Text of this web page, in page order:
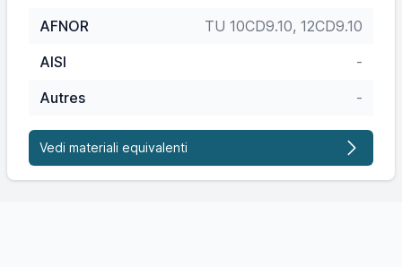
AFNOR
TU 10CD9.10, 12CD9.10
AISI
-
Autres
-
Vedi materiali equivalenti